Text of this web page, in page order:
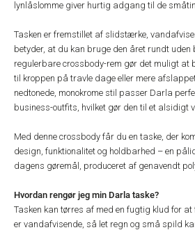
lynlåslomme giver hurtig adgang til de
Tasken er fremstillet af slidstærke,
betyder, at du kan bruge den året rundt uden
regulerbare crossbody-rem gør det muligt at
til kroppen på travle dage eller mere
nedtonede, monokrome stil passer Darla
business-outfits, hvilket gør den til et alsidigt
Med denne crossbody får du en taske, der
design, funktionalitet og holdbarhed – en
dagens gøremål, produceret af genavendt
Hvordan rengør jeg min Darla taske?
Tasken kan tørres af med en fugtig klud for
er vandafvisende, så let regn og små spild